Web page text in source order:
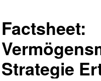
Factsheet:
Strategie